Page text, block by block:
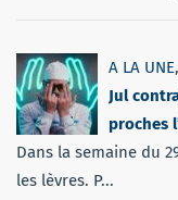
A LA UNE,
Jul
proches
Dans la semaine du
les lèvres. P...